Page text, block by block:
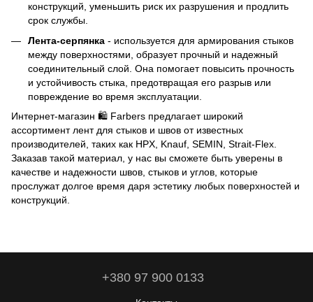
конструкций, уменьшить риск их разрушения и продлить
срок службы.
Лента-серпянка - используется для армирования стыков
между поверхностями, образует прочный и надежный
соединительный слой. Она помогает повысить прочность
и устойчивость стыка, предотвращая его разрыв или
повреждение во время эксплуатации.
Интернет-магазин 🛍️ Farbers предлагает широкий
ассортимент лент для стыков и швов от известных
производителей, таких как HPX, Knauf, SEMIN, Strait-Flex.
Заказав такой материал, у нас вы сможете быть уверены в
качестве и надежности швов, стыков и углов, которые
прослужат долгое время даря эстетику любых поверхностей и
конструкций.
+380 97 900 0133